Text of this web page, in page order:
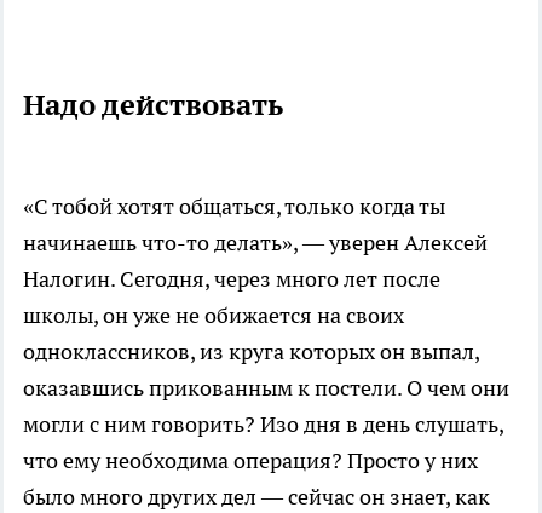
Надо действовать
«С тобой хотят общаться, только когда ты
начинаешь что-то делать», — уверен Алексей
Налогин. Сегодня, через много лет после
школы, он уже не обижается на своих
одноклассников, из круга которых он выпал,
оказавшись прикованным к постели. О чем они
могли с ним говорить? Изо дня в день слушать,
что ему необходима операция? Просто у них
было много других дел — сейчас он знает, как